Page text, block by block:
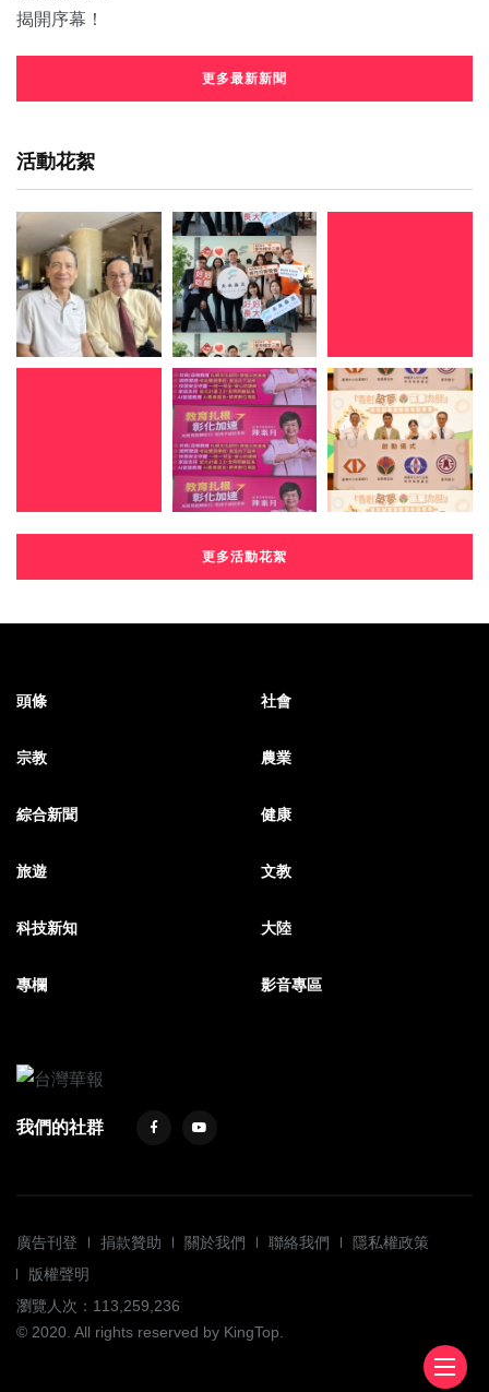
更多最新新聞
活動花絮
更多活動花絮
頭條 社會
宗教 農業
綜合新聞 健康
旅遊 文教
科技新知 大陸
專欄 影音專區
我們的社群
廣告刊登 捐款贊助 關於我們 聯絡我們
隱私權政策
版權聲明
瀏覽人次：113,259,236
© 2020. All rights reserved by KingTop.